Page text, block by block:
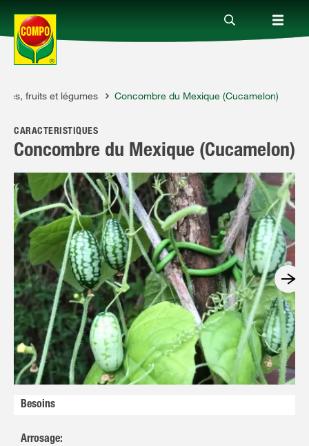
Produits
Conseil
Thèmes
Service
Qui sommes-nous?
NL FR
fruits et légumes Concombre du Mexique (Cucamelon)
CARACTÉRISTIQUES
Concombre du Mexique (Cucamelon)
Besoins
Arrosage: